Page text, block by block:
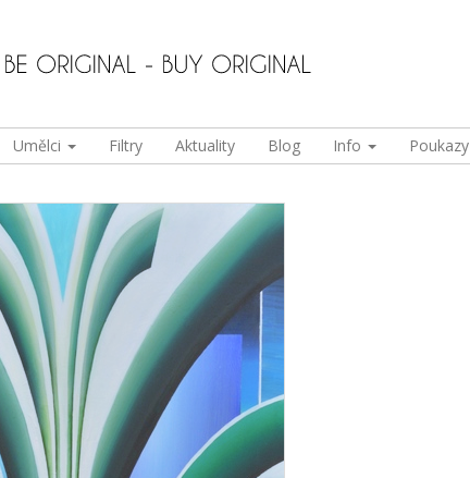
Umělci Filtry Aktuality Blog Info Poukazy